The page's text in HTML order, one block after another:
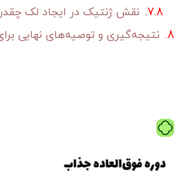
نقش ژنتیک در ایجاد لک
نتیجه‌گیری و توصیه‌های نهایی